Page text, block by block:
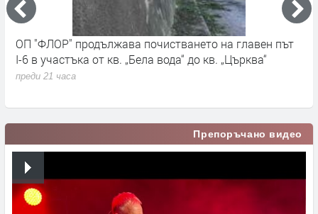
ОП "ФЛОР" продължава почистването на главен път
I-6 в участъка от кв. „Бела вода“ до кв. „Църква“
преди 21 часа
Препоръчано видео